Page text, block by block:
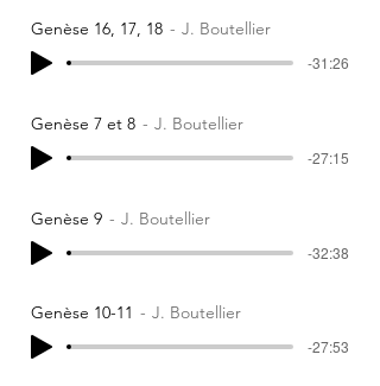
Genèse 16, 17, 18 J. Boutellier
-31:26
Genèse 7 et 8 J. Boutellier
-27:15
Genèse 9 J. Boutellier
-32:38
Genèse 10-11 J. Boutellier
-27:53